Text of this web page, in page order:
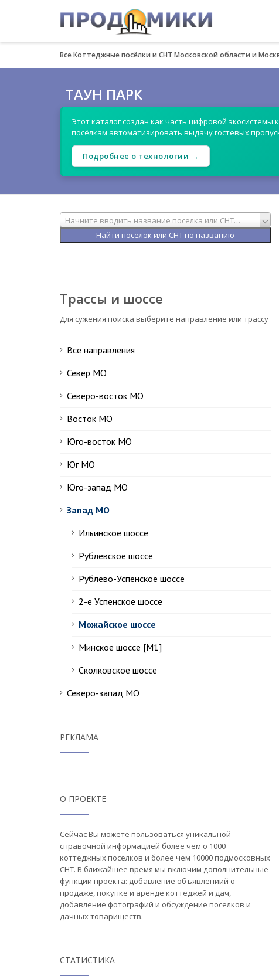
Все Коттеджные посёлки и СНТ Московской области и
ТАУН ПАРК
Этот каталог создан как часть цифровой
посёлкам автоматизировать выдачу гостевых
Подробнее о технологии →
Начните вводить название поселка или СНТ…
Трассы и шоссе
Для сужения поиска выберите направление или трассу
Все направления
Север МО
Северо-восток МО
Восток МО
Юго-восток МО
Юг МО
Юго-запад МО
Запад МО
Ильинское шоссе
Рублевское шоссе
Рублево-Успенское шоссе
2-е Успенское шоссе
Можайское шоссе
Минское шоссе [М1]
Сколковское шоссе
Северо-запад МО
РЕКЛАМА
О ПРОЕКТЕ
Сейчас Вы можете пользоваться уникальной
справочной информацией более чем о 1000
коттеджных поселков и более чем 10000 подмосковных
СНТ. В ближайшее время мы включим дополнительные
функции проекта: добавление объявлениий о
продаже, покупке и аренде коттеджей и дач,
добавление фотографий и обсуждение поселков и
дачных товариществ.
СТАТИСТИКА